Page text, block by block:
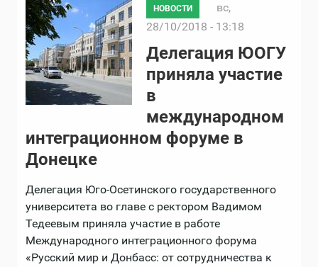
НОВОСТИ
вс,
28/10/2018 - 13:18
Делегация ЮОГУ
приняла участие
в
международном
интеграционном форуме в
Донецке
Делегация Юго-Осетинского государственного
университета во главе с ректором Вадимом
Тедеевым приняла участие в работе
Международного интеграционного форума
«Русский мир и Донбасс: от сотрудничества к